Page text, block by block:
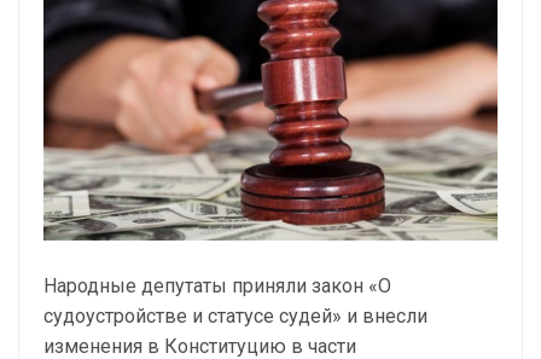
Народные депутаты приняли закон «О
судоустройстве и статусе судей» и внесли
изменения в Конституцию в части